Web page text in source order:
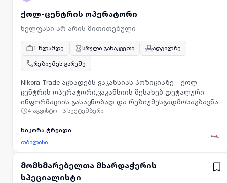
ქოლ-ცენტრის ოპერატორი
ხელფასი არ არის მითითებული
1 წლამდე სრული განაკვეთი
ადგილზე
რეზიუმეს გარეშე
Nikora Trade აცხადებს ვაკანსიას პოზიციაზე - ქოლ-
ცენტრის ოპერატორი,ვაკანსიის შესახებ დეტალური
ინფორმაციის გასაცნობად და რეზიუმესგადმოსაგზავნად
გთხოვთ ეწვიოთ მოცემულ ბმულს:https://hel-
4 აგვისტო - 3 სექტემბერი
ნიკორა ტრეიდი
თბილისი
მომხმარებელთა მხარდაჭერის
სპეციალისტი